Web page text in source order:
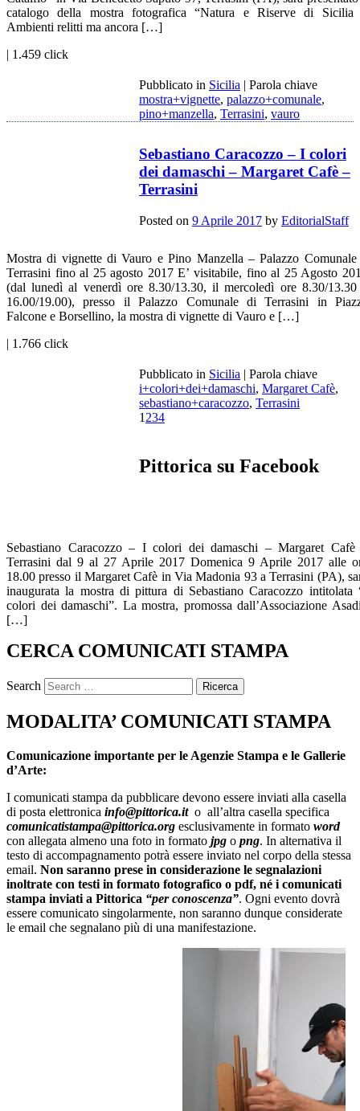
catalogo della mostra fotografica “Natura e Riserve di Sicilia
Ambienti relitti ma ancora […]
| 1.459 click
Mostra di vignette di Vauro e Pino Manzella – Palazzo
Terrasini fino al 25 agosto 2017 E’ visitabile, fino al 25 Agosto
(dal lunedì al venerdì ore 8.30/13.30, il mercoledì ore 8.30/13.30
16.00/19.00), presso il Palazzo Comunale di Terrasini in
Falcone e Borsellino, la mostra di vignette di Vauro e […]
Pubblicato in Sicilia | Parola chiave
mostra+vignette, palazzo+comunale,
pino+manzella, Terrasini, vauro
Sebastiano Caracozzo – I colori
dei damaschi – Margaret Cafè –
Terrasini
Posted on 9 Aprile 2017 by EditorialStaff
| 1.766 click
Sebastiano Caracozzo – I colori dei damaschi – Margaret Cafè
Terrasini dal 9 al 27 Aprile 2017 Domenica 9 Aprile 2017 alle
18.00 presso il Margaret Cafè in Via Madonia 93 a Terrasini (PA),
inaugurata la mostra di pittura di Sebastiano Caracozzo intitolata
colori dei damaschi”. La mostra, promossa dall’Associazione
[…]
Pubblicato in Sicilia | Parola chiave
i+colori+dei+damaschi, Margaret Cafè,
sebastiano+caracozzo, Terrasini
1 234
Pittorica su Facebook
CERCA COMUNICATI STAMPA
Search
MODALITA’ COMUNICATI STAMPA
Comunicazione importante per le Agenzie Stampa e le Gallerie
d’Arte:
I comunicati stampa da pubblicare devono essere inviati alla casella
di posta elettronica info@pittorica.ito all’altra casella specifica
comunicatistampa@pittorica.org esclusivamente in formato word
con allegata almeno una foto in formato jpg o png. In alternativa il
testo di accompagnamento potrà essere inviato nel corpo della stessa
email. Non saranno prese in considerazione le segnalazioni
inoltrate con testi in formato fotografico o pdf, né i comunicati
stampa inviati a Pittorica “per conoscenza”. Ogni evento dovrà
essere comunicato singolarmente, non saranno dunque considerate
le email che segnalano più di una manifestazione.